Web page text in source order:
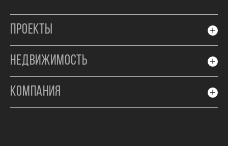
ПРОЕКТЫ
НЕДВИЖИМОСТЬ
КОМПАНИЯ